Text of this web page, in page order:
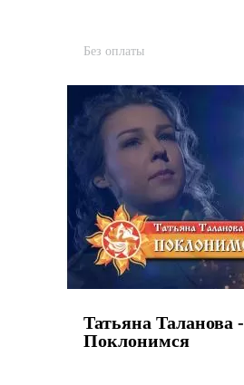
Без оплаты
Татьяна Таланова -
Поклонимся